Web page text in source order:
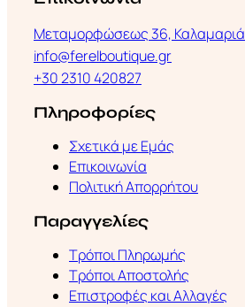
Μεταμορφώσεως 36, Καλαμαριά
info@ferelboutique.gr
+30 2310 420827
Πληροφορίες
Σχετικά με Εμάς
Επικοινωνία
Πολιτική Απορρήτου
Παραγγελίες
Τρόποι Πληρωμής
Τρόποι Αποστολής
Επιστροφές και Αλλαγές